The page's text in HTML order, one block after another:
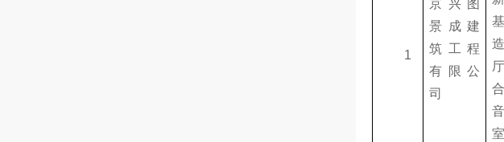
1
京兴图
景成建
筑工程
有限公
司